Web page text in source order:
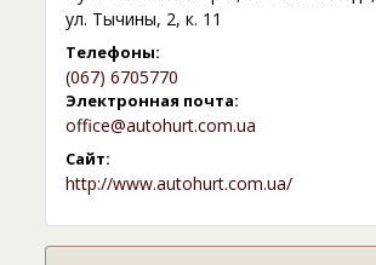
ул. Тычины, 2, к. 11
Телефоны:
(067) 6705770
Электронная почта:
office@autohurt.com.ua
Сайт:
http://www.autohurt.com.ua/